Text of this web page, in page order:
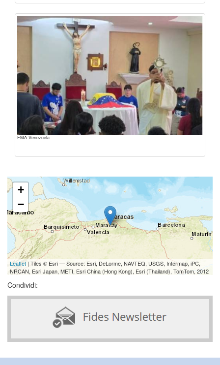
FMA Venezuela
+
−
Leaflet | Tiles © Esri — Source: Esri, DeLorme, NAVTEQ, USGS, Intermap, iPC,
NRCAN, Esri Japan, METI, Esri China (Hong Kong), Esri (Thailand), TomTom, 2012
Condividi: